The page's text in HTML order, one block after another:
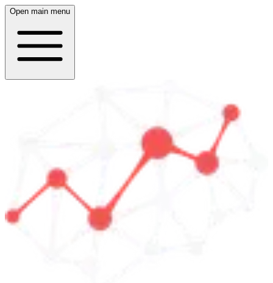
Open main menu